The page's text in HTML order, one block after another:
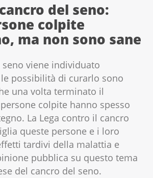
del seno:
colpite
ma non sono sane
seno viene individuato
possibilità di curarlo sono
una volta terminato il
colpite hanno spesso
La Lega contro il cancro
queste persone e i loro
tardivi della malattia e
pubblica su questo tema
del cancro del seno.